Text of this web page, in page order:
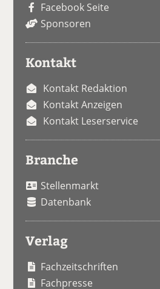
Facebook Seite
Sponsoren
Kontakt
Kontakt Redaktion
Kontakt Anzeigen
Kontakt Leserservice
Branche
Stellenmarkt
Datenbank
Verlag
Fachzeitschriften
Fachpresse